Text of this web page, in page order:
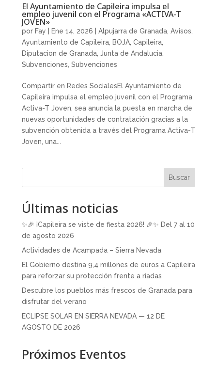
El Ayuntamiento de Capileira impulsa el
empleo juvenil con el Programa «ACTIVA-T
JOVEN»
por Fay Ene 14, 2026 Alpujarra de Granada, Avisos
Ayuntamiento de Capileira, BOJA, Capileira,
Diputacion de Granada, Junta de Andalucia,
Subvenciones Subvenciones
Compartir en Redes SocialesEl Ayuntamiento de
Capileira impulsa el empleo juvenil con el Programa
Activa-T Joven, sea anuncia la puesta en marcha de
nuevas oportunidades de contratación gracias a la
subvención obtenida a través del Programa Activa-T
Joven, una...
Buscar
Últimas noticias
✨🎉 ¡Capileira se viste de fiesta 2026! 🎉✨ Del 7 al 10
de agosto 2026
Actividades de Acampada – Sierra Nevada
El Gobierno destina 9,4 millones de euros a Capileira
para reforzar su protección frente a riadas
Descubre los pueblos más frescos de Granada para
disfrutar del verano
ECLIPSE SOLAR EN SIERRA NEVADA — 12 DE
AGOSTO DE 2026
Próximos Eventos